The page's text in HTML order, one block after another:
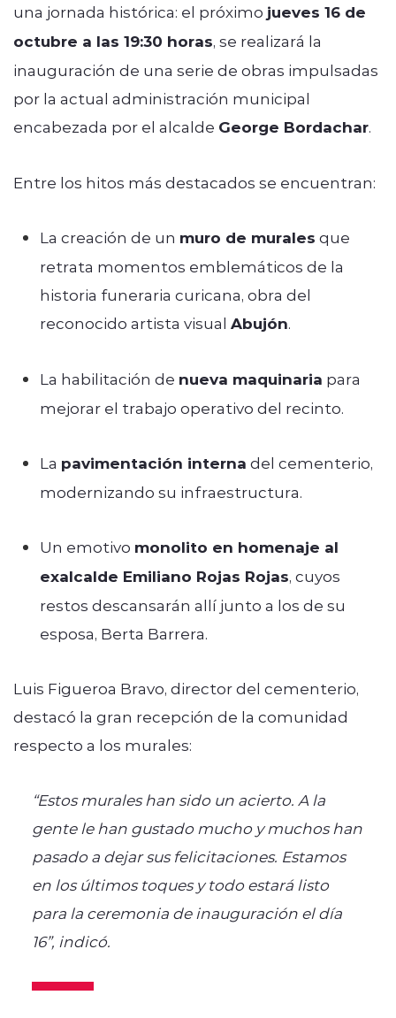
una jornada histórica: el próximo jueves 16 de
octubre a las 19:30 horas, se realizará la
inauguración de una serie de obras impulsadas
por la actual administración municipal
encabezada por el alcalde George Bordachar.
Entre los hitos más destacados se encuentran:
La creación de un muro de murales que
retrata momentos emblemáticos de la
historia funeraria curicana, obra del
reconocido artista visual Abujón.
La habilitación de nueva maquinaria para
mejorar el trabajo operativo del recinto.
La pavimentación interna del cementerio,
modernizando su infraestructura.
Un emotivo monolito en homenaje al
exalcalde Emiliano Rojas Rojas, cuyos
restos descansarán allí junto a los de su
esposa, Berta Barrera.
Luis Figueroa Bravo, director del cementerio,
destacó la gran recepción de la comunidad
respecto a los murales:
“Estos murales han sido un acierto. A la
gente le han gustado mucho y muchos han
pasado a dejar sus felicitaciones. Estamos
en los últimos toques y todo estará listo
para la ceremonia de inauguración el día
16”, indicó.